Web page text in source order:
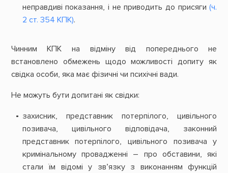
неправдиві показання, і не приводить до присяги(ч.
2 ст. 354 КПК).
Чинним КПК на відміну від попереднього не
встановлено обмежень щодо можливості допиту як
свідка особи, яка має фізичні чи психічні вади.
Не можуть бути допитані як свідки:
захисник, представник потерпілого, цивільного
позивача, цивільного відповідача, законний
представник потерпілого, цивільного позивача у
кримінальному провадженні – про обставини, які
стали їм відомі у зв’язку з виконанням функцій